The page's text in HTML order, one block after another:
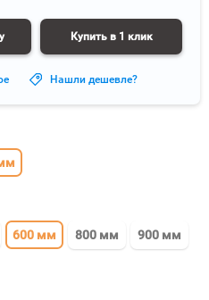
Купить в 1 клик
Нашли дешевле?
600 мм 800 мм 900 мм